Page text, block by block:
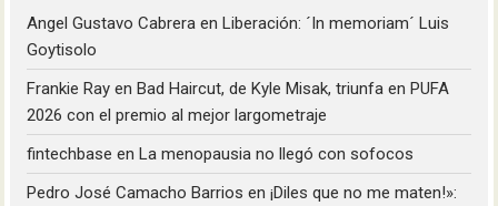
Angel Gustavo Cabrera enLiberación: ´In memoriam´ Luis
Goytisolo
Frankie Ray enBad Haircut, de Kyle Misak, triunfa en PUFA
2026 con el premio al mejor largometraje
fintechbase enLa menopausia no llegó con sofocos
Pedro José Camacho Barrios en¡Diles que no me maten!»: